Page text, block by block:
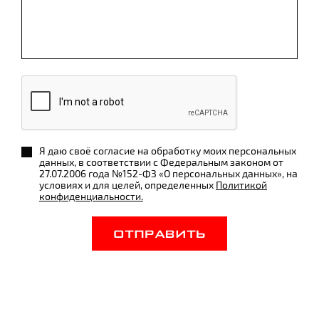
Я даю своё согласие на обработку моих персональных
данных, в соответствии с Федеральным законом от
27.07.2006 года №152-ФЗ «О персональных данных», на
условиях и для целей, определенных Политикой
конфиденциальности.
ОТПРАВИТЬ